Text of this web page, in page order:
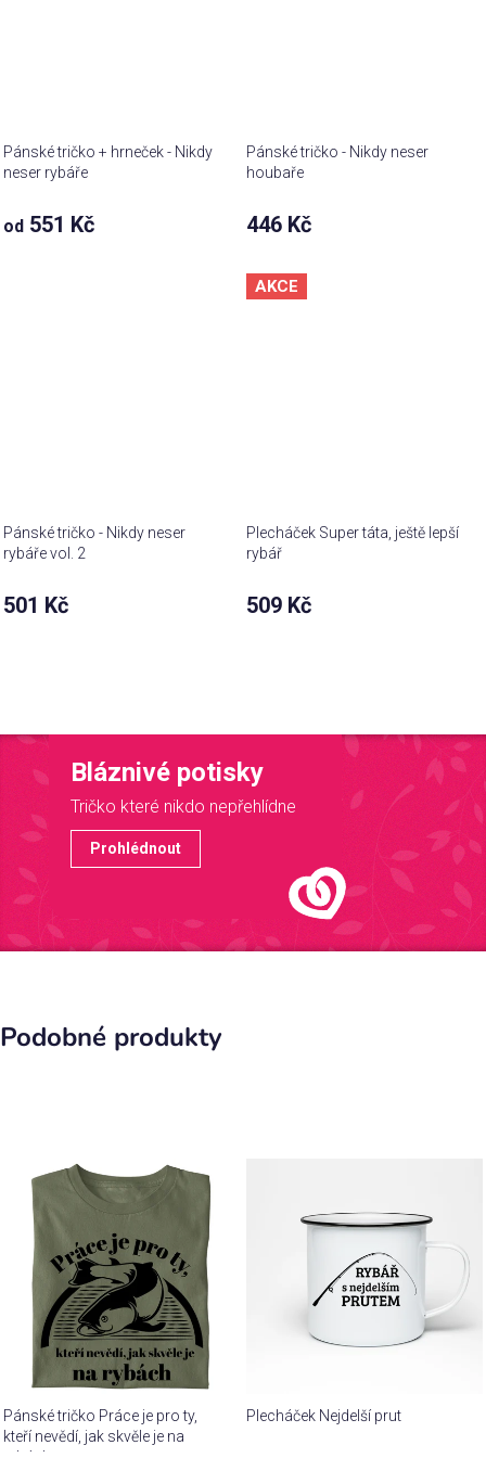
Pánské tričko + hrneček - Nikdy
neser rybáře
od 551 Kč
Pánské tričko - Nikdy neser
houbaře
446 Kč
Pánské tričko - Nikdy neser
rybáře vol. 2
501 Kč
AKCE
Plecháček Super táta, ještě lepší
rybář
509 Kč
Bláznivé potisky
Tričko které nikdo nepřehlídne
Prohlédnout
Podobné produkty
Pánské tričko Práce je pro ty,
kteří nevědí, jak skvěle je na
Plecháček Nejdelší prut